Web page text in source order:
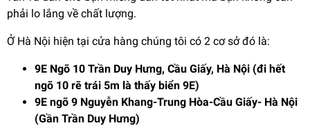
phải lo lắng về chất lượng.
Ở Hà Nội hiện tại cửa hàng chúng tôi có 2 cơ sở đó là:
9E Ngõ 10 Trần Duy Hưng, Cầu Giấy, Hà Nội (đi hết
ngõ 10 rẽ trái 5m là thấy biển 9E)
9E ngõ 9 Nguyễn Khang-Trung Hòa-Cầu Giấy- Hà Nội
(Gần Trần Duy Hưng)